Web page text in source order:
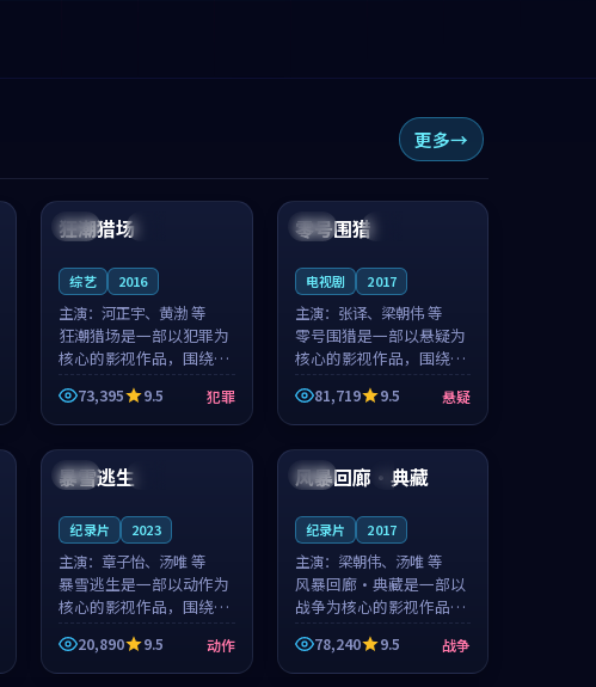
更多
泰国
99:14
狂潮猎场
综艺 2016
主演：河正宇、黄渤 等
狂潮猎场是一部以犯罪为
核心的影视作品，围绕危
机、反转与人物成长展
开，整体节奏紧凑，值得
推荐观看。
73,395 9.5 犯罪
韩国
92:25
零号围猎
电视剧 2017
主演： 张译、梁朝伟 等
零号围猎是一部以悬疑为
核心的影视作品，围绕危
机、反转与人物成长展
开，整体节奏紧凑，值得
推荐观看。
81,719 9.5 悬疑
英国
99:03
暴雪逃生
纪录片 2023
主演：章子怡、汤唯 等
暴雪逃生是一部以动作为
核心的影视作品，围绕危
机、反转与人物成长展
开，整体节奏紧凑，值得
推荐观看。
20,890 9.5 动作
泰国 4K
99:34
风暴回廊·典藏
纪录片 2017
主演： 梁朝伟、汤唯 等
风暴回廊·典藏是一部以
战争为核心的影视作品，
围绕危机、反转与人物成
长展开，整体节奏紧凑，
值得推荐观看。
78,240 9.5 战争